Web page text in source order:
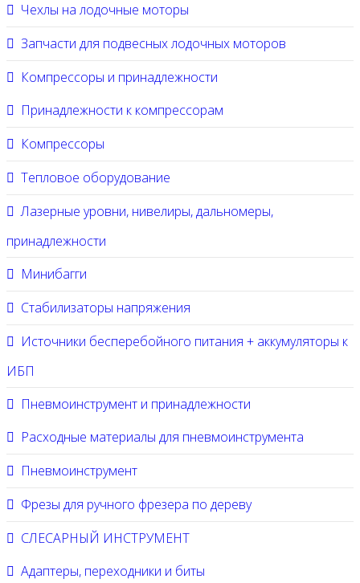
Чехлы на лодочные моторы
Запчасти для подвесных лодочных моторов
Компрессоры и принадлежности
Принадлежности к компрессорам
Компрессоры
Тепловое оборудование
Лазерные уровни, нивелиры, дальномеры,
принадлежности
Минибагги
Стабилизаторы напряжения
Источники бесперебойного питания + аккумуляторы к
ИБП
Пневмоинструмент и принадлежности
Расходные материалы для пневмоинструмента
Пневмоинструмент
Фрезы для ручного фрезера по дереву
СЛЕСАРНЫЙ ИНСТРУМЕНТ
Адаптеры, переходники и биты